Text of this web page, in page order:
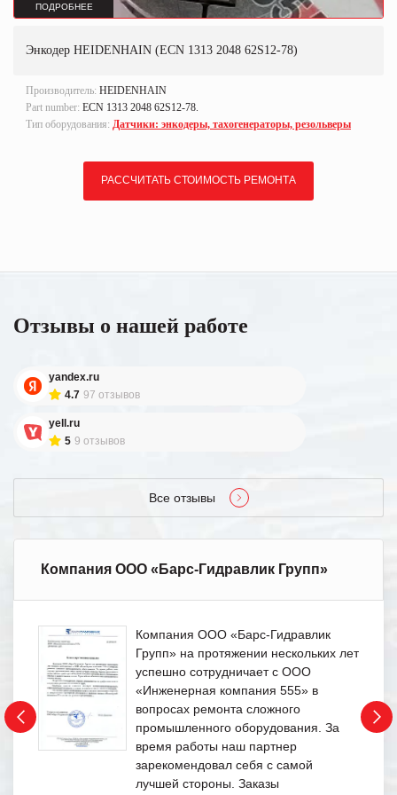
ПОДРОБНЕЕ
Энкодер HEIDENHAIN (ECN 1313 2048 62S12-78)
Производитель: HEIDENHAIN
Part number: ECN 1313 2048 62S12-78.
Тип оборудования: Датчики: энкодеры, тахогенераторы, резольверы
РАССЧИТАТЬ СТОИМОСТЬ РЕМОНТА
Отзывы о нашей работе
yandex.ru
4.7 97 отзывов
yell.ru
5 9 отзывов
Все отзывы
Компания ООО «Барс-Гидравлик Групп»
Компания ООО «Барс-Гидравлик
Групп» на протяжении нескольких лет
успешно сотрудничает с ООО
«Инженерная компания 555» в
вопросах ремонта сложного
промышленного оборудования. За
время работы наш партнер
зарекомендовал себя с самой
лучшей стороны. Заказы